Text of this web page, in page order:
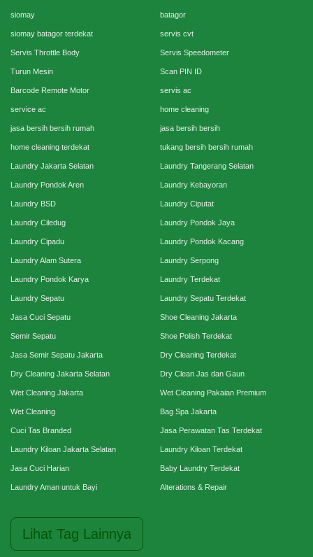
siomay batagor
siomay batagor terdekat servis cvt
Servis Throttle Body Servis Speedometer
Turun Mesin Scan PIN ID
Barcode Remote Motor servis ac
service ac home cleaning
jasa bersih bersih rumah jasa bersih bersih
home cleaning terdekat tukang bersih bersih rumah
Laundry Jakarta Selatan Laundry Tangerang Selatan
Laundry Pondok Aren Laundry Kebayoran
Laundry BSD Laundry Ciputat
Laundry Ciledug Laundry Pondok Jaya
Laundry Cipadu Laundry Pondok Kacang
Laundry Alam Sutera Laundry Serpong
Laundry Pondok Karya Laundry Terdekat
Laundry Sepatu Laundry Sepatu Terdekat
Jasa Cuci Sepatu Shoe Cleaning Jakarta
Semir Sepatu Shoe Polish Terdekat
Jasa Semir Sepatu Jakarta Dry Cleaning Terdekat
Dry Cleaning Jakarta Selatan Dry Clean Jas dan Gaun
Wet Cleaning Jakarta Wet Cleaning Pakaian Premium
Wet Cleaning Bag Spa Jakarta
Cuci Tas Branded Jasa Perawatan Tas Terdekat
Laundry Kiloan Jakarta Selatan Laundry Kiloan Terdekat
Jasa Cuci Harian Baby Laundry Terdekat
Laundry Aman untuk Bayi Alterations & Repair
Lihat Tag Lainnya